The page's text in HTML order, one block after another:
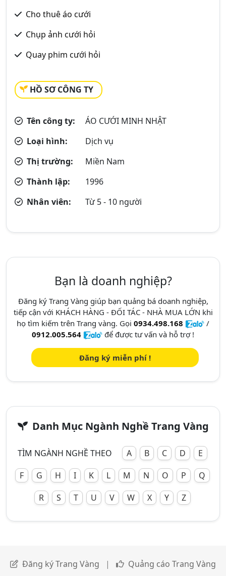
Cho thuê áo cưới
Chụp ảnh cưới hỏi
Quay phim cưới hỏi
HỒ SƠ CÔNG TY
Tên công ty:
ÁO CƯỚI MINH NHẬT
Loại hình:
Dịch vụ
Thị trường:
Miền Nam
Thành lập:
1996
Nhân viên:
Từ 5 - 10 người
Bạn là doanh nghiệp?
Đăng ký Trang Vàng giúp bạn quảng bá doanh nghiệp,
tiếp cận với KHÁCH HÀNG - ĐỐI TÁC - NHÀ MUA LỚN khi
họ tìm kiếm trên Trang vàng. Gọi 0934.498.168
/
0912.005.564
để được tư vấn và hỗ trợ !
Đăng ký miễn phí !
Danh Mục Ngành Nghề Trang Vàng
TÌM NGÀNH NGHỀ THEO A B C D
E
F
G H I K L M N O P
Q
R
S T U V W X Y Z
Đăng ký Trang Vàng | Quảng cáo Trang Vàng